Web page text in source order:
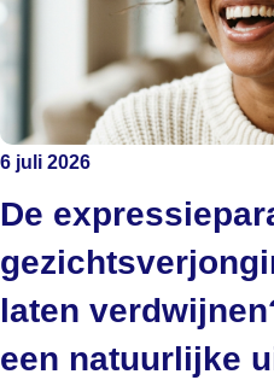
6 juli 2026
De
laten
een natuurlijke